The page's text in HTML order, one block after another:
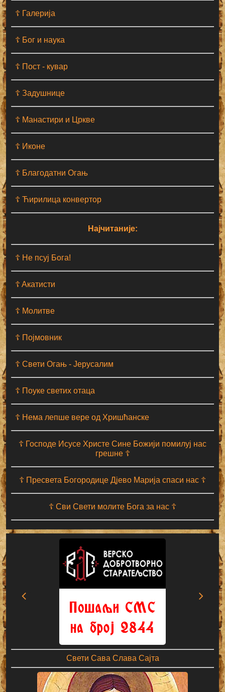
☦ Галерија
☦ Бог и наука
☦ Пост - кувар
☦ Задушнице
☦ Манастири и Цркве
☦ Иконе
☦ Благодатни Огањ
☦ Ћирилица конвертор
Најчитаније:
☦ Не псуј Бога!
☦ Aкатисти
☦ Молитве
☦ Појмовник
☦ Свети Огањ - Јерусалим
☦ Поуке светих отаца
☦ Нема лепше вере од Хришћанске
☦ Господе Исусе Христе Сине Божији помилуј нас
грешне ☦
☦ Пресвета Богородице Дјево Марија спаси нас ☦
☦ Сви Свети молите Бога за нас ☦
Свети Сава Слава Сајта